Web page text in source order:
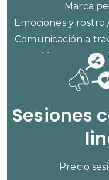
Marca
Emociones y rostro
Comunicación a
Ventas con
Sesiones
Precio